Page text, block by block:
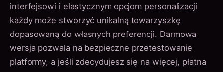
interfejsowi i elastycznym opcjom personalizacji
każdy może stworzyć unikalną towarzyszkę
dopasowaną do własnych preferencji. Darmowa
wersja pozwala na bezpieczne przetestowanie
platformy, a jeśli zdecydujesz się na więcej, płatna